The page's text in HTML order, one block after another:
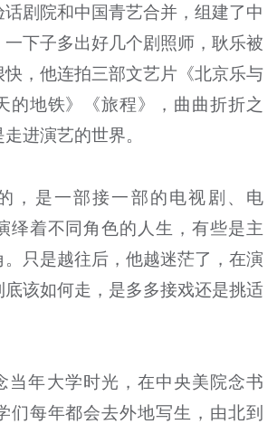
剧院和中国青艺合并，组建了中
一下子多出好几个剧照师，耿乐被
，他连拍三部文艺片《北京乐与
的地铁》《旅程》，曲曲折折之
进演艺的世界。
，是一部接一部的电视剧、电
绎着不同角色的人生，有些是主
只是越往后，他越迷茫了，在演
底该如何走，是多多接戏还是挑适
当年大学时光，在中央美院念书
们每年都会去外地写生，由北到